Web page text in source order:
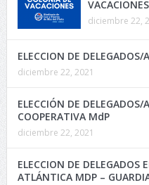
diciembre 22,
ELECCION DE DELEGADOS/
diciembre 22, 2021
ELECCIÓN DE DELEGADOS/
COOPERATIVA MdP
diciembre 22, 2021
ELECCION DE DELEGADOS
ATLÁNTICA MDP –